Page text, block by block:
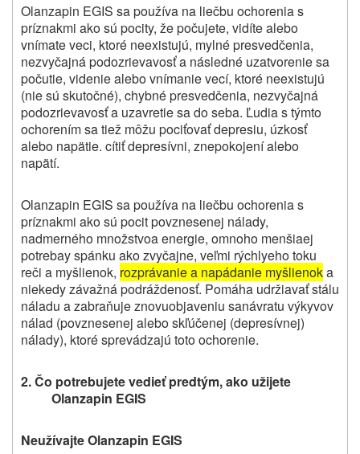
Olanzapin EGIS sa používa na liečbu ochorenia s
príznakmi ako sú pocity, že počujete, vidíte alebo
vnímate veci, ktoré neexistujú, mylné presvedčenia,
nezvyčajná podozrievavosť a následné uzatvorenie sa
počutie, videnie alebo vnímanie vecí, ktoré neexistujú
(nie sú skutočné), chybné presvedčenia, nezvyčajná
podozrievavosť a uzavretie sa do seba. Ľudia s týmto
ochorením sa tiež môžu pociťovať depresiu, úzkosť
alebo napätie. cítiť depresívni, znepokojení alebo
napätí.
Olanzapin EGIS sa používa na liečbu ochorenia s
príznakmi ako sú pocit povznesenej nálady,
nadmerného množstvoa energie, omnoho menšiaej
potrebay spánku ako zvyčajne, veľmi rýchlyeho toku
reči a myšlienok, rozprávanie a napádanie myšlienoka
niekedy závažná podráždenosť. Pomáha udržiavať stálu
náladu a zabraňuje znovuobjaveniu sanávratu výkyvov
nálad (povznesenej alebo skľúčenej (depresívnej)
nálady), ktoré sprevádzajú toto ochorenie.
2. Čo potrebujete vedieť predtým, ako užijete
Olanzapin EGIS
Neužívajte Olanzapin EGIS